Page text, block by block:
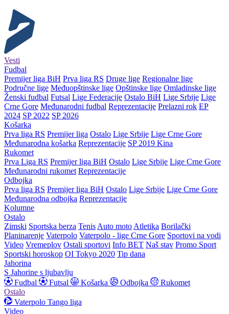
Vesti
Fudbal
Premijer liga BiH Prva liga RS Druge lige Regionalne lige
Područne lige Međuopštinske lige Opštinske lige Omladinske lige
Ženski fudbal Futsal Lige Federacije Ostalo BiH Lige Srbije Lige
Crne Gore Međunarodni fudbal Reprezentacije Prelazni rok EP
2024 SP 2022 SP 2026
Košarka
Prva liga RS Premijer liga Ostalo Lige Srbije Lige Crne Gore
Međunarodna košarka Reprezentacije SP 2019 Kina
Rukomet
Prva Liga RS Premijer liga BiH Ostalo Lige Srbije Lige Crne Gore
Međunarodni rukomet Reprezentacije
Odbojka
Prva liga RS Premijer liga BiH Ostalo Lige Srbije Lige Crne Gore
Međunarodna odbojka Reprezentacije
Kolumne
Ostalo
Zimski Sportska berza Tenis Auto moto Atletika Borilački
Planinarenje Vaterpolo Vaterpolo - lige Crne Gore Sportovi na vodi
Video Vremeplov Ostali sportovi Info BET Naš stav Promo Sport
Sportski horoskop OI Tokyo 2020 Tip dana
Jahorina
S Jahorine s ljubavlju
Fudbal
Futsal Košarka Odbojka
Rukomet
Ostalo
Vaterpolo Tango liga
Video